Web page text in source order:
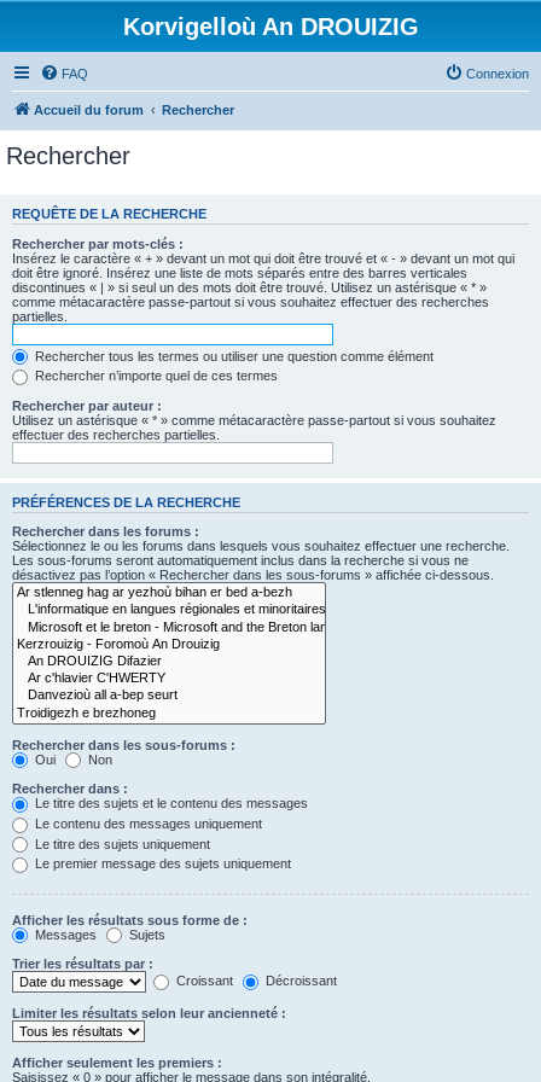
Korvigelloù An DROUIZIG
FAQ Connexion
Accueil du forum Rechercher
Rechercher
REQUÊTE DE LA RECHERCHE
Rechercher par mots-clés :
Insérez le caractère « + » devant un mot qui doit être trouvé et « - » devant un mot qui
doit être ignoré. Insérez une liste de mots séparés entre des barres verticales
discontinues « | » si seul un des mots doit être trouvé. Utilisez un astérisque « * »
comme métacaractère passe-partout si vous souhaitez effectuer des recherches
partielles.
Rechercher tous les termes ou utiliser une question comme élément
Rechercher n’importe quel de ces termes
Rechercher par auteur :
Utilisez un astérisque « * » comme métacaractère passe-partout si vous souhaitez
effectuer des recherches partielles.
PRÉFÉRENCES DE LA RECHERCHE
Rechercher dans les forums :
Sélectionnez le ou les forums dans lesquels vous souhaitez effectuer une recherche.
Les sous-forums seront automatiquement inclus dans la recherche si vous ne
désactivez pas l’option « Rechercher dans les sous-forums » affichée ci-dessous.
Rechercher dans les sous-forums :
Oui
Non
Rechercher dans :
Le titre des sujets et le contenu des messages
Le contenu des messages uniquement
Le titre des sujets uniquement
Le premier message des sujets uniquement
Afficher les résultats sous forme de :
Messages
Sujets
Trier les résultats par :
Croissant
Décroissant
Limiter les résultats selon leur ancienneté :
Afficher seulement les premiers :
Saisissez « 0 » pour afficher le message dans son intégralité.